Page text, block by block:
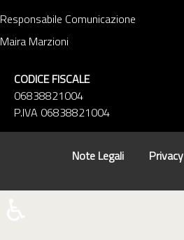
Responsabile Comunicazione
Maira Marzioni
CODICE FISCALE
06838821004
P.IVA 06838821004
Note Legali Privacy